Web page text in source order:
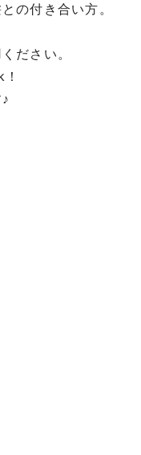
の付き合い方。
ださい。